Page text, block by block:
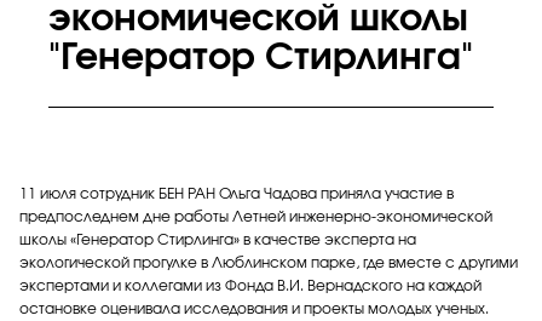
экономической школы
"Генератор Стирлинга"
11 июля сотрудник БЕН РАН Ольга Чадова приняла участие в
предпоследнем дне работы Летней инженерно-экономической
школы «Генератор Стирлинга» в качестве эксперта на
экологической прогулке в Люблинском парке, где вместе с другими
экспертами и коллегами из Фонда В.И. Вернадского на каждой
остановке оценивала исследования и проекты молодых ученых.